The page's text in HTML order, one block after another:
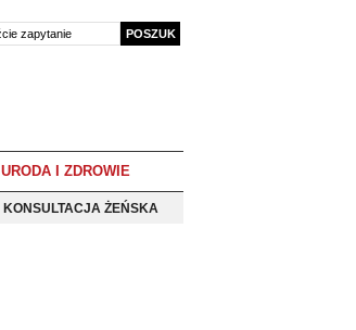
URODA I ZDROWIE
KONSULTACJA ŻEŃSKA